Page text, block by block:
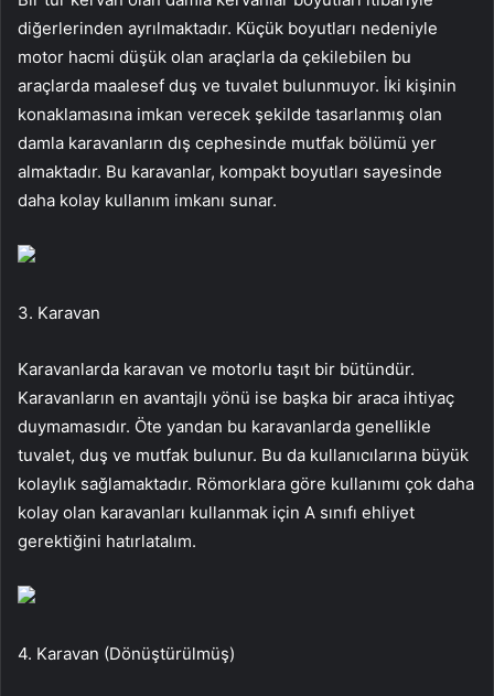
diğerlerinden ayrılmaktadır. Küçük boyutları nedeniyle
motor hacmi düşük olan araçlarla da çekilebilen bu
araçlarda maalesef duş ve tuvalet bulunmuyor. İki kişinin
konaklamasına imkan verecek şekilde tasarlanmış olan
damla karavanların dış cephesinde mutfak bölümü yer
almaktadır. Bu karavanlar, kompakt boyutları sayesinde
daha kolay kullanım imkanı sunar.
3. Karavan
Karavanlarda karavan ve motorlu taşıt bir bütündür.
Karavanların en avantajlı yönü ise başka bir araca ihtiyaç
duymamasıdır. Öte yandan bu karavanlarda genellikle
tuvalet, duş ve mutfak bulunur. Bu da kullanıcılarına büyük
kolaylık sağlamaktadır. Römorklara göre kullanımı çok daha
kolay olan karavanları kullanmak için A sınıfı ehliyet
gerektiğini hatırlatalım.
4. Karavan (Dönüştürülmüş)